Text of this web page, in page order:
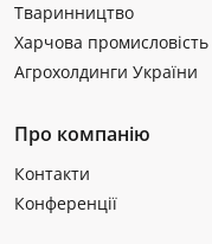
Тваринництво
Харчова промисловість
Агрохолдинги України
Про компанію
Контакти
Конференції